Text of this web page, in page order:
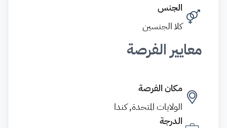
الجنس
كلا الجنسين
معايير الفرصة
مكان الفرصة
الولايات المتحدة, كندا
الدرجة